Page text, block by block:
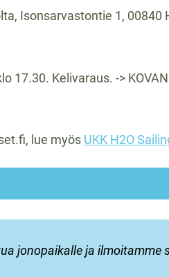
Isonsarvastontie 1, 00840
17.30. Kelivaraus. ->
lue myös UKK H2O
jonopaikalle ja ilmoitamme